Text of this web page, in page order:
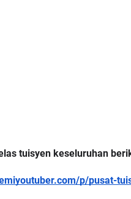
tuisyen keseluruhan
p/pusat-